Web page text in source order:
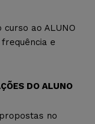
ao ALUNO
e
DO ALUNO
no